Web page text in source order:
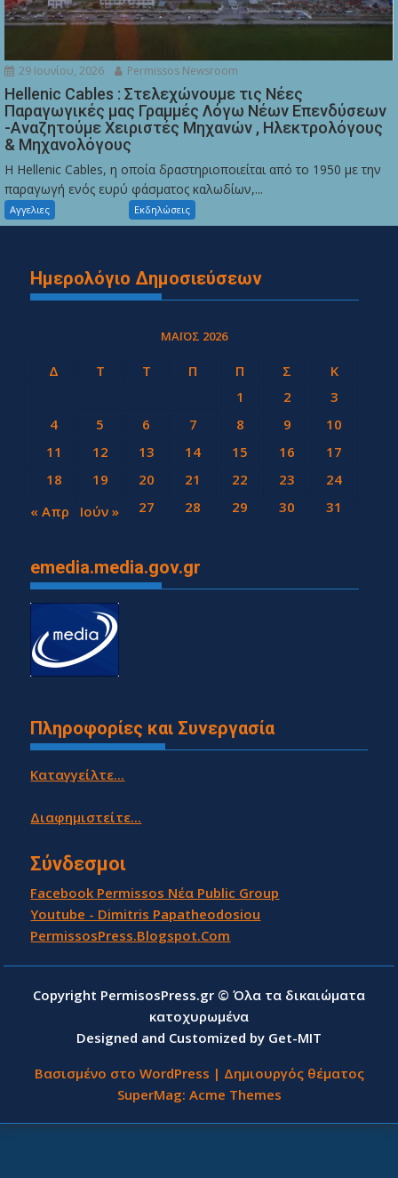
29 Ιουνίου, 2026 Permissos Newsroom
Hellenic Cables : Στελεχώνουμε τις Νέες
Παραγωγικές μας Γραμμές Λόγω Νέων Επενδύσεων
-Αναζητούμε Χειριστές Μηχανών , Ηλεκτρολόγους
& Μηχανολόγους
Η Hellenic Cables, η οποία δραστηριοποιείται από το 1950 με την
παραγωγή ενός ευρύ φάσματος καλωδίων,...
Αγγελιες Εκδηλώσεις
Ημερολόγιο Δημοσιεύσεων
ΜΆΙΟΣ 2026
Δ Τ Τ Π Π Σ
Κ
1
2
3
4
5 6 7 8 9
10
11
12 13 14 15 16
17
18
19 20 21 22 23
24
25
26 27 28 29 30 31
« Απρ Ιούν »
emedia.media.gov.gr
Πληροφορίες και Συνεργασία
Καταγγείλτε...
Διαφημιστείτε...
Σύνδεσμοι
Facebook Permissos Νέα Public Group
Youtube - Dimitris Papatheodosiou
PermissosPress.Blogspot.Com
Copyright PermisosPress.gr © Όλα τα δικαιώματα
κατοχυρωμένα
Designed and Customized by Get-MIT
Βασισμένο στο WordPress | Δημιουργός θέματος
SuperMag: Acme Themes